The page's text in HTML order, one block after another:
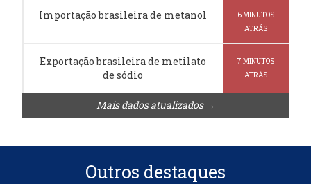
Importação brasileira de metanol
6 MINUTOS
ATRÁS
Exportação brasileira de metilato
de sódio
7 MINUTOS
ATRÁS
Mais dados atualizados →
Outros destaques